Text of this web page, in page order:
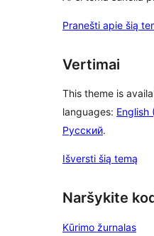
Pranešti apie šią
Vertimai
This theme is
languages: English
Русский.
Išversti šią temą
Naršykite
Kūrimo žurnalas